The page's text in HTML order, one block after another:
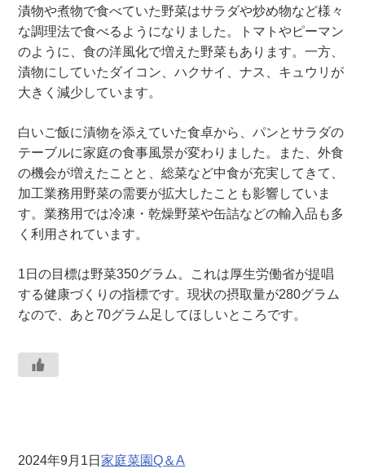
漬物や煮物で食べていた野菜はサラダや炒め物など様々
な調理法で食べるようになりました。トマトやピーマン
のように、食の洋風化で増えた野菜もあります。一方、
漬物にしていたダイコン、ハクサイ、ナス、キュウリが
大きく減少しています。
白いご飯に漬物を添えていた食卓から、パンとサラダの
テーブルに家庭の食事風景が変わりました。また、外食
の機会が増えたことと、総菜など中食が充実してきて、
加工業務用野菜の需要が拡大したことも影響していま
す。業務用では冷凍・乾燥野菜や缶詰などの輸入品も多
く利用されています。
1日の目標は野菜350グラム。これは厚生労働省が提唱
する健康づくりの指標です。現状の摂取量が280グラム
なので、あと70グラム足してほしいところです。
2024年9月1日家庭菜園Q＆A